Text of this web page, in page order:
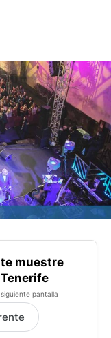
muestre
pantalla